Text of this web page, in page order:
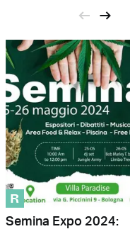
R
Semina Expo 2024: